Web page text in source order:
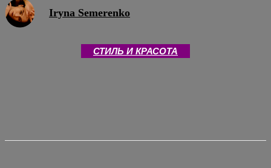
Iryna Semerenko
СТИЛЬ И КРАСОТА